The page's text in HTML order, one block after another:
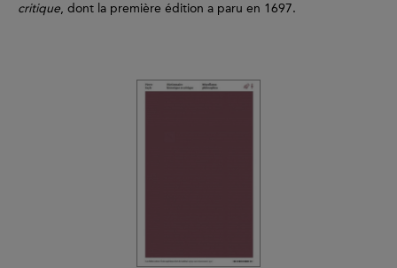
critique, dont la première édition a paru en 1697.